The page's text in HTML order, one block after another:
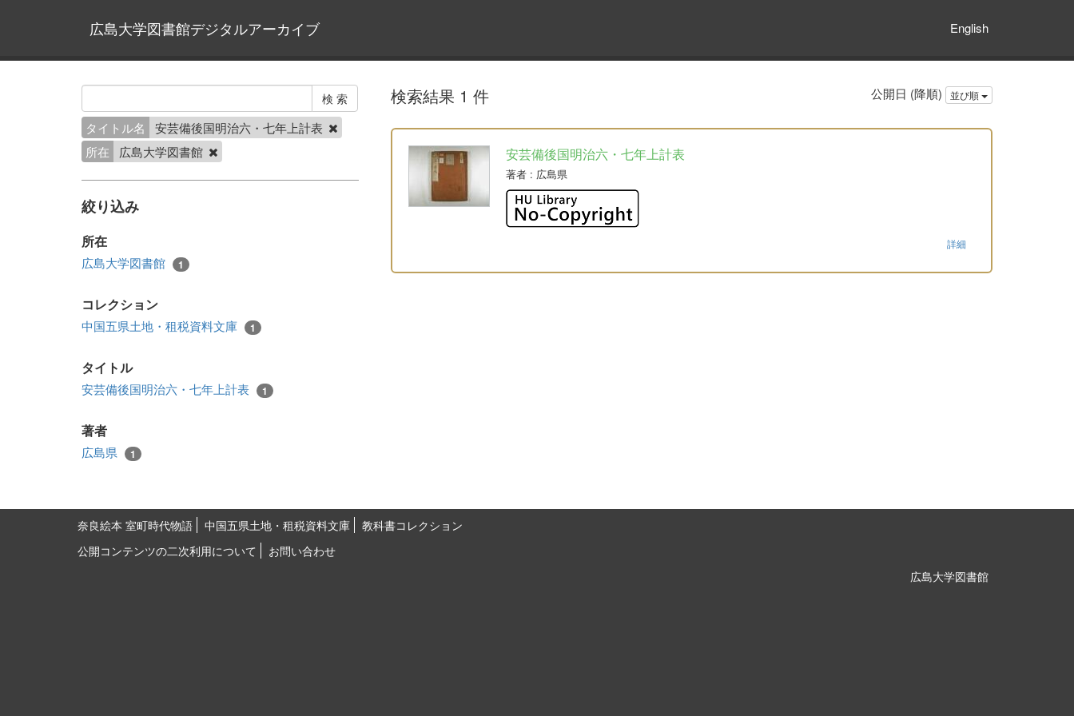
広島大学図書館デジタルアーカイブ English
タイトル名
安芸備後国明治六・七年上計表
所在
広島大学図書館
絞り込み
所在
広島大学図書館 1
コレクション
中国五県土地・租税資料文庫 1
タイトル
安芸備後国明治六・七年上計表 1
著者
広島県 1
検索結果 1 件 公開日 (降順) 並び順
安芸備後国明治六・七年上計表
著者: 広島県
詳細
奈良絵本 室町時代物語 中国五県土地・租税資料文庫
教科書コレクション
公開コンテンツの二次利用について
お問い合わせ
広島大学図書館